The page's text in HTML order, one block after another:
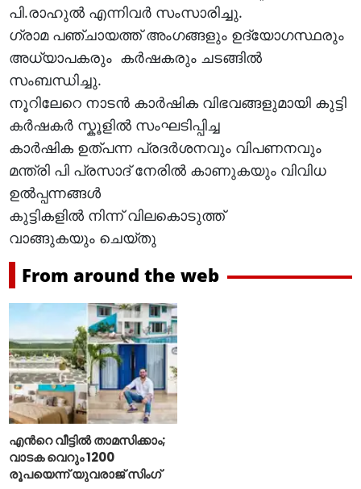
പി.രാഹുൽ എന്നിവർ സംസാരിച്ചു.
ഗ്രാമ പഞ്ചായത്ത് അംഗങ്ങളും ഉദ്യോഗസ്ഥരും
അധ്യാപകരും കർഷകരും ചടങ്ങിൽ
സംബന്ധിച്ചു.
നൂറിലേറെ നാടൻ കാർഷിക വിഭവങ്ങളുമായി കുട്ടി
കർഷകർ സ്കൂളിൽ സംഘടിപ്പിച്ച
കാർഷിക ഉത്പന്ന പ്രദർശനവും വിപണനവും
മന്ത്രി പി പ്രസാദ് നേരിൽ കാണുകയും വിവിധ
ഉൽപ്പന്നങ്ങൾ
കുട്ടികളിൽ നിന്ന് വിലകൊടുത്ത്
വാങ്ങുകയും ചെയ്തു
From around the web
എന്‍റെ വീട്ടില്‍ താമസിക്കാം;
വാടക വെറും 1200
രൂപയെന്ന് യുവരാജ് സിംഗ്